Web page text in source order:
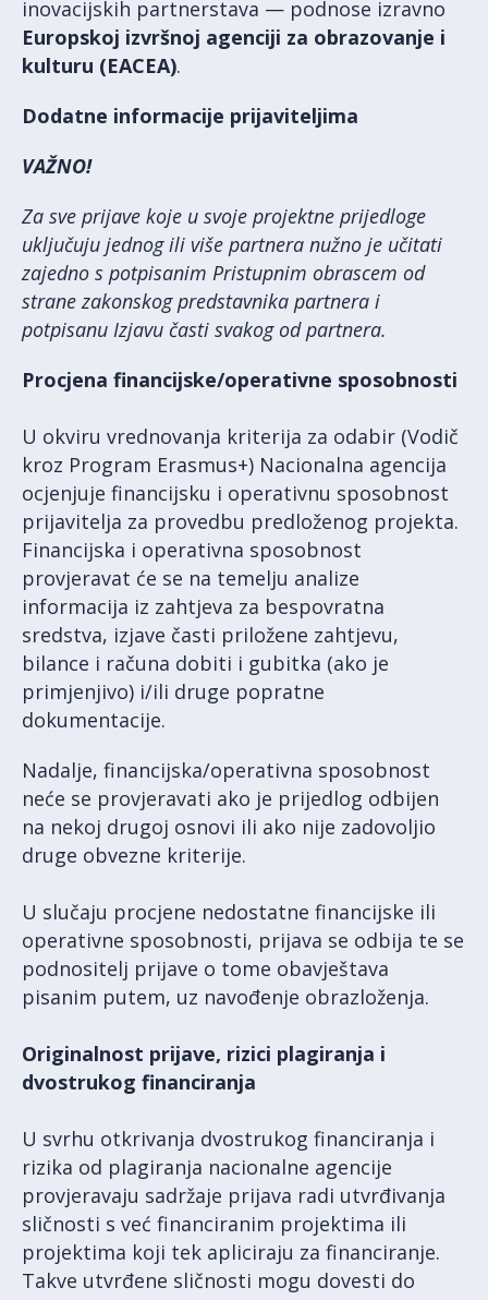
inovacijskih partnerstava — podnose izravno
Europskoj izvršnoj agenciji za obrazovanje i
kulturu (EACEA).
Dodatne informacije prijaviteljima
VAŽNO!
Za sve prijave koje u svoje projektne prijedloge
uključuju jednog ili više partnera nužno je učitati
zajedno s potpisanim Pristupnim obrascem od
strane zakonskog predstavnika partnera i
potpisanu Izjavu časti svakog od partnera.
Procjena financijske/operativne sposobnosti
U okviru vrednovanja kriterija za odabir (Vodič
kroz Program Erasmus+) Nacionalna agencija
ocjenjuje financijsku i operativnu sposobnost
prijavitelja za provedbu predloženog projekta.
Financijska i operativna sposobnost
provjeravat će se na temelju analize
informacija iz zahtjeva za bespovratna
sredstva, izjave časti priložene zahtjevu,
bilance i računa dobiti i gubitka (ako je
primjenjivo) i/ili druge popratne
dokumentacije.
Nadalje, financijska/operativna sposobnost
neće se provjeravati ako je prijedlog odbijen
na nekoj drugoj osnovi ili ako nije zadovoljio
druge obvezne kriterije.
U slučaju procjene nedostatne financijske ili
operativne sposobnosti, prijava se odbija te se
podnositelj prijave o tome obavještava
pisanim putem, uz navođenje obrazloženja.
Originalnost prijave, rizici plagiranja i
dvostrukog financiranja
U svrhu otkrivanja dvostrukog financiranja i
rizika od plagiranja nacionalne agencije
provjeravaju sadržaje prijava radi utvrđivanja
sličnosti s već financiranim projektima ili
projektima koji tek apliciraju za financiranje.
Takve utvrđene sličnosti mogu dovesti do